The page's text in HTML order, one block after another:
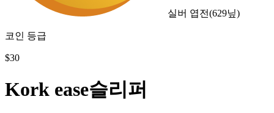
실버 엽전(629닢)
코인 등급
$30
Kork ease슬리퍼